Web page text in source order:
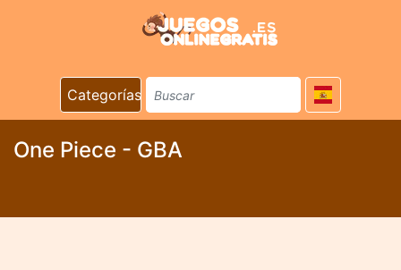
Categorías
One Piece - GBA